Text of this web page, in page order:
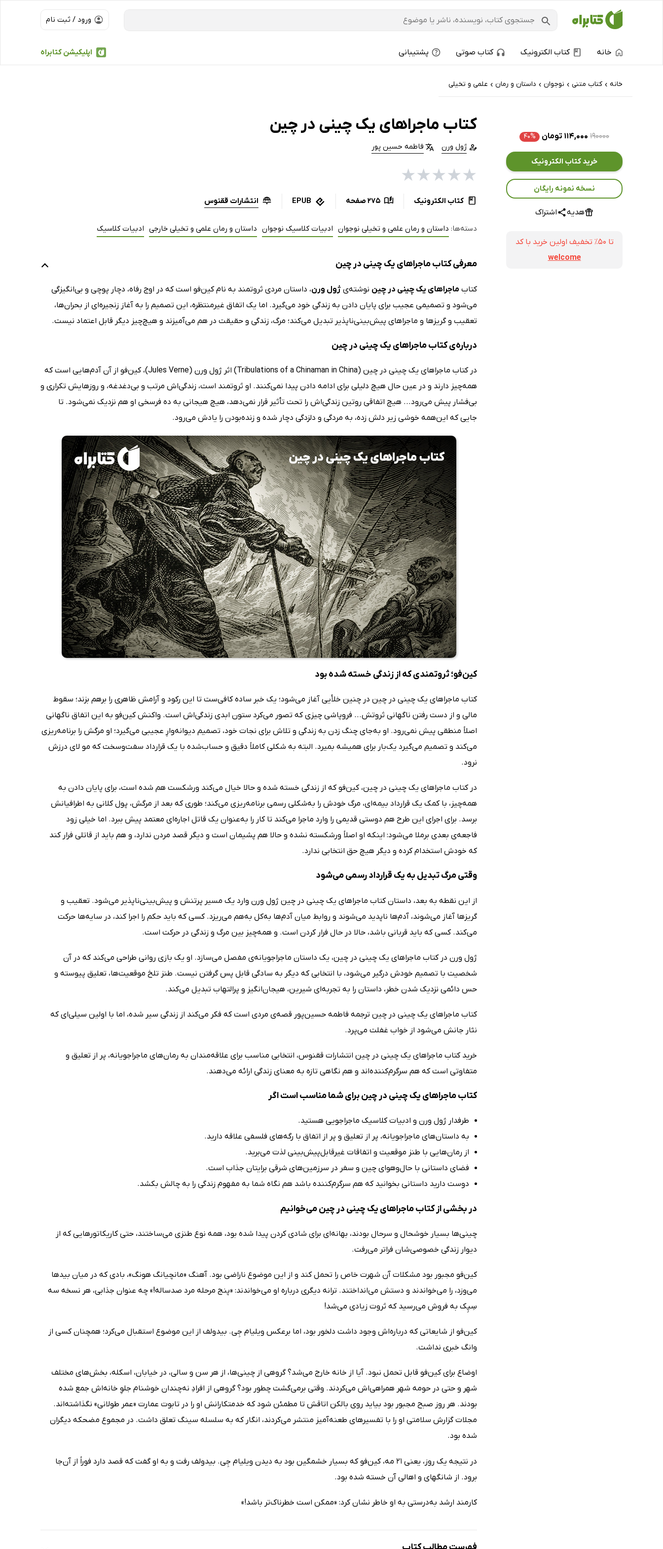
ورود / ثبت نام
اپلیکیشن کتابراه خانه کتاب الکترونیک کتاب صوتی پشتیبانی
خانه › کتاب‌ متنی › نوجوان › داستان و رمان › علمی و تخیلی
۱۹۰۰۰۰ ۱۱۴,۰۰۰ تومان ۴۰%
خرید کتاب الکترونیک
نسخه نمونه رایگان
هدیه اشتراک
تا ۵۰٪ تخفیف اولین خرید با کد
welcome
کتاب ماجراهای یک چینی در چین
ژول ورن فاطمه حسین پور
★
★
★
★
★
کتاب الکترونیک 275 صفحه EPUB انتشارات ققنوس
دسته‌ها: داستان و رمان علمی و تخیلی نوجوان ادبیات کلاسیک نوجوان داستان و رمان علمی و تخیلی خارجی ادبیات کلاسیک
معرفی کتاب ماجراهای یک چینی در چین
کتاب ماجراهای یک چینی در چین نوشته‌ی ژول ورن، داستان مردی ثروتمند به نام کین‌فو است که در اوج رفاه، دچار پوچی و بی‌انگیزگی
می‌شود و تصمیمی عجیب برای پایان دادن به زندگی خود می‌گیرد. اما یک اتفاق غیرمنتظره، این تصمیم را به آغاز زنجیره‌ای از بحران‌ها،
تعقیب و گریزها و ماجراهای پیش‌بینی‌ناپذیر تبدیل می‌کند؛ مرگ، زندگی و حقیقت در هم می‌آمیزند و هیچ‌چیز دیگر قابل اعتماد نیست.
درباره‌ی کتاب ماجراهای یک چینی در چین
در کتاب ماجراهای یک چینی در چین (Tribulations of a Chinaman in China) اثر ژول ورن (Jules Verne)، کین‌فو از آن آدم‌هایی است که
همه‌چیز دارند و در عین حال هیچ دلیلی برای ادامه دادن پیدا نمی‌کنند. او ثروتمند است، زندگی‌اش مرتب و بی‌دغدغه، و روزهایش تکراری و
بی‌فشار پیش می‌رود... هیچ اتفاقی روتین زندگی‌اش را تحت تأثیر قرار نمی‌دهد، هیچ هیجانی به ده فرسخی او هم نزدیک نمی‌شود. تا
جایی که این‌همه خوشی زیر دلش زده، به مردگی و دلزدگی دچار شده و زنده‌بودن را یادش می‌رود.
کین‌فو؛ ثروتمندی که از زندگی خسته شده بود
کتاب ماجراهای یک چینی در چین در چنین خلأیی آغاز می‌شود؛ یک خبر ساده کافی‌ست تا این رکود و آرامش ظاهری را برهم بزند؛ سقوط
مالی و از دست رفتن ناگهانی ثروتش... فروپاشی چیزی که تصور می‌کرد ستون ابدی زندگی‌اش است. واکنش کین‌فو به این اتفاق ناگهانی
اصلاً منطقی پیش نمی‌رود. او به‌جای چنگ زدن به زندگی و تلاش برای نجات خود، تصمیم دیوانه‌وارِ عجیبی می‌گیرد؛ او مرگش را برنامه‌ریزی
می‌کند و تصمیم می‌گیرد یک‌بار برای همیشه بمیرد. البته به شکلی کاملاً دقیق و حساب‌شده با یک قرارداد سفت‌وسخت که مو لای درزش
نرود.
در کتاب ماجراهای یک چینی در چین، کین‌فو که از زندگی خسته شده و حالا خیال می‌کند ورشکست هم شده است، برای پایان دادن به
همه‌چیز، با کمک یک قرارداد بیمه‌ای، مرگ خودش را به‌شکلی رسمی برنامه‌ریزی می‌کند؛ طوری که بعد از مرگش، پول کلانی به اطرافیانش
برسد. برای اجرای این طرح هم دوستی قدیمی را وارد ماجرا می‌کند تا کار را به‌عنوان یک قاتل اجاره‌ای معتمد پیش ببرد. اما خیلی زود
فاجعه‌ی بعدی برملا می‌شود: اینکه او اصلاً ورشکسته نشده و حالا هم پشیمان است و دیگر قصد مردن ندارد، و هم باید از قاتلی فرار کند
که خودش استخدام کرده و دیگر هیچ حق انتخابی ندارد.
وقتی مرگ تبدیل به یک قرارداد رسمی می‌شود
از این نقطه به بعد، داستان کتاب ماجراهای یک چینی در چین ژول ورن وارد یک مسیر پرتنش و پیش‌بینی‌ناپذیر می‌شود. تعقیب و
گریزها آغاز می‌شوند، آدم‌ها ناپدید می‌شوند و روابط میان آدم‌ها به‌کل به‌هم می‌ریزد. کسی که باید حکم را اجرا کند، در سایه‌ها حرکت
می‌کند. کسی که باید قربانی باشد، حالا در حال فرار کردن است. و همه‌چیز بین مرگ و زندگی در حرکت است.
ژول ورن در کتاب ماجراهای یک چینی در چین، یک داستان ماجراجویانه‌ی مفصل می‌سازد. او یک بازی روانی طراحی می‌کند که در آن
شخصیت با تصمیم خودش درگیر می‌شود، با انتخابی که دیگر به سادگی قابل پس گرفتن نیست. طنز تلخ موقعیت‌ها، تعلیق پیوسته و
حس دائمی نزدیک شدن خطر، داستان را به تجربه‌ای شیرین، هیجان‌انگیز و پرالتهاب تبدیل می‌کند.
کتاب ماجراهای یک چینی در چین ترجمه فاطمه حسین‌پور قصه‌ی مردی است که فکر می‌کند از زندگی سیر شده، اما با اولین سیلی‌ای که
نثار جانش می‌شود از خواب غفلت می‌پرد.
خرید کتاب ماجراهای یک چینی در چین انتشارات ققنوس، انتخابی مناسب برای علاقه‌مندان به رمان‌های ماجراجویانه، پر از تعلیق و
متفاوتی است که هم سرگرم‌کننده‌اند و هم نگاهی تازه به معنای زندگی ارائه می‌دهند.
کتاب ماجراهای یک چینی در چین برای شما مناسب است اگر
طرفدار ژول ورن و ادبیات کلاسیک ماجراجویی هستید.
به داستان‌های ماجراجویانه، پر از تعلیق و پر از اتفاق با رگه‌های فلسفی علاقه دارید.
از رمان‌هایی با طنز موقعیت و اتفاقات غیرقابل‌پیش‌بینی لذت می‌برید.
فضای داستانی با حال‌وهوای چین و سفر در سرزمین‌های شرقی برایتان جذاب است.
دوست دارید داستانی بخوانید که هم سرگرم‌کننده باشد هم نگاه شما به مفهوم زندگی را به چالش بکشد.
در بخشی از کتاب ماجراهای یک چینی در چین می‌خوانیم
چینی‌ها بسیار خوشحال و سرحال بودند، بهانه‌ای برای شادی کردن پیدا شده بود، همه نوع طنزی می‌ساختند، حتی کاریکاتورهایی که از
دیوار زندگی خصوصی‌شان فراتر می‌رفت.
کین‌فو مجبور بود مشکلات آن شهرت خاص را تحمل کند و از این موضوع ناراضی بود. آهنگ «مانچیانگ هونگ»، بادی که در میان بیدها
می‌وزد، را می‌خواندند و دستش می‌انداختند. ترانه دیگری درباره او می‌خواندند: «پنج مرحله مرد صد‌ساله!» چه عنوان جذابی، هر نسخه سه
سِپِک به فروش می‌رسید که ثروت زیادی می‌شد!
کین‌فو از شایعاتی که درباره‌اش وجود داشت دلخور بود، اما برعکس ویلیام جِی. بیدولف از این موضوع استقبال می‌کرد؛ همچنان کسی از
وانگ خبری نداشت.
اوضاع برای کین‌فو قابل تحمل نبود. آیا از خانه خارج می‌شد؟ گروهی از چینی‌ها، از هر سن و سالی، در خیابان، اسکله، بخش‌های مختلف
شهر و حتی در حومه شهر همراهی‌اش می‌کردند. وقتی برمی‌گشت چطور بود؟ گروهی از افرادِ نه‌چندان خوشنام جلوِ خانه‌اش جمع شده
بودند. هر روز صبح مجبور بود بیاید روی بالکن اتاقش تا مطمئن شود که خدمتکارانش او را در تابوت عمارت «عمر طولانی» نگذاشته‌اند.
مجلات گزارش سلامتی او را با تفسیرهای طعنه‌آمیز منتشر می‌کردند، انگار که به سلسله سینگ تعلق داشت. در مجموع مضحکه دیگران
شده بود.
در نتیجه یک روز، یعنی 21 مه، کین‌فو که بسیار خشمگین بود به دیدن ویلیام جِی. بیدولف رفت و به او گفت که قصد دارد فوراً از آن‌جا
برود. از شانگهای و اهالی آن خسته شده بود.
کارمند ارشد به‌درستی به او خاطر نشان کرد: «ممکن است خطرناک‌تر باشد!»